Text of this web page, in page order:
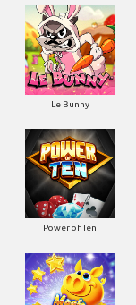
Le Bunny
Power of Ten